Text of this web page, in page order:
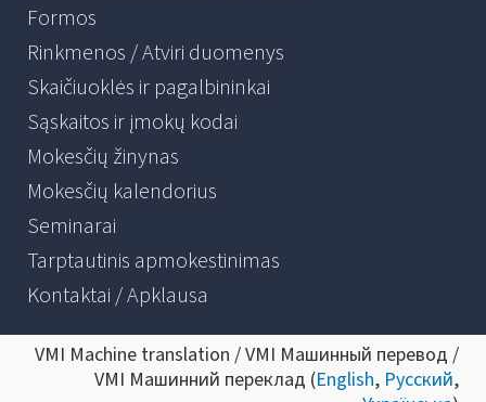
Formos
Rinkmenos / Atviri duomenys
Skaičiuoklės ir pagalbininkai
Sąskaitos ir įmokų kodai
Mokesčių žinynas
Mokesčių kalendorius
Seminarai
Tarptautinis apmokestinimas
Kontaktai / Apklausa
VMI Machine translation / VMI Машинный перевод /
VMI Машинний переклад (English, Русский,